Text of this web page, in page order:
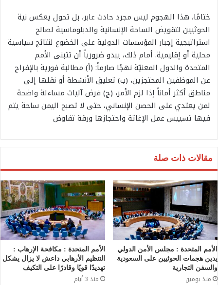
ختامًا، هذا الهجوم ليس مجرد حادث عابر، بل تحول يعكس نية
الحوثيين لتقويض الساحة الإنسانية والدبلوماسية لصالح
استراتيجية إجبار المؤسسات الدولية على الخضوع لنتائج سياسية
محلية أو إقليمية. أمام ذلك، يبدو ضرورياً أن تتبنى الأمم
المتحدة والدول المعنيّة نهجًا صارماً: (أ) مطالبة فورية بالإفراج
عن الموظفين المحتجزين، (ب) تعليق الأنشطة أو نقلها إلى
مناطق أكثر أماناً إذا لزم الأمر، (ج) فرض آليات مساءلة واضحة
لمن يعتدي على الحصن الإنساني، حتى لا تصبح اليمن ساحة يتم
فيها تسييس عمل الإغاثة واحتجازها ورقة تفاوض
مقالات ذات صلة
الأمم المتحدة : مجلس الأمن الدولي
يدين هجمات الحوثيين على السعودية
والسفن التجارية
منذ يومين
الأمم المتحدة : مكافحة الإرهاب :
التنظيم الأرهابي داعش لا يزال يشكل
تهديدًا قويًا وقادرًا على التكيف
منذ 3 أيام